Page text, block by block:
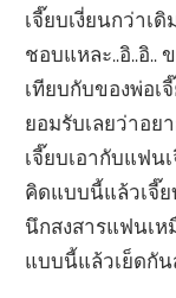
เจี๊ยบเงี่ยนกว่าเ
ชอบแหละ..อิ..อิ..
เทียบกับของพ่อเ
ยอมรับเลยว่าอ
เจี๊ยบเอากับแฟน
คิดแบบนี้แล้วเจี๊
นึกสงสารแฟนเห
แบบนี้แล้วเย็ดกั